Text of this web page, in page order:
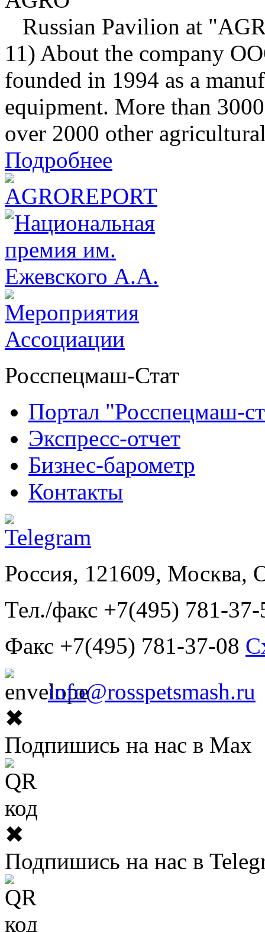
Russian Pavilion at
11) About the company
founded in 1994 as a
equipment. More than
over 2000 other
Подробнее
Росспецмаш-Стат
Портал "Росспецмаш-
Экспресс-отчет
Бизнес-барометр
Контакты
Россия, 121609, Москва,
Тел./факс +7(495) 781-37-
Факс +7(495) 781-37-08
info@rosspetsmash.ru
✖
Подпишись на нас в Max
✖
Подпишись на нас в